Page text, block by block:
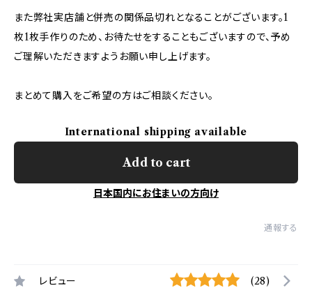
また弊社実店舗と併売の関係品切れとなることがございます。1
枚1枚手作りのため、お待たせをすることもございますので、予め
ご理解いただきますようお願い申し上げます。
まとめて購入をご希望の方はご相談ください。
International shipping available
Add to cart
日本国内にお住まいの方向け
通報する
レビュー (28)